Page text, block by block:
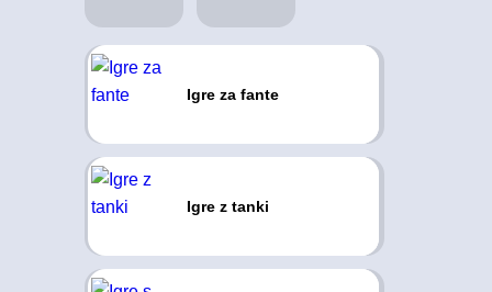
Igre za fante
Igre z tanki